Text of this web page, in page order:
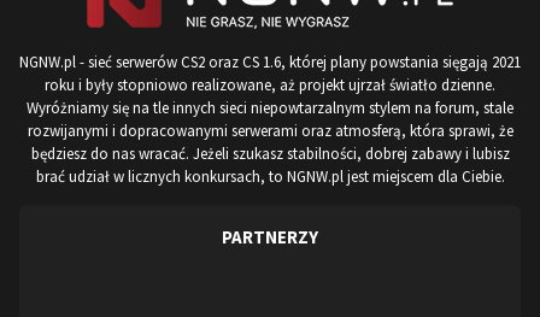
NGNW.pl - sieć serwerów CS2 oraz CS 1.6, której plany powstania sięgają 2021
roku i były stopniowo realizowane, aż projekt ujrzał światło dzienne.
Wyróżniamy się na tle innych sieci niepowtarzalnym stylem na forum, stale
rozwijanymi i dopracowanymi serwerami oraz atmosferą, która sprawi, że
będziesz do nas wracać. Jeżeli szukasz stabilności, dobrej zabawy i lubisz
brać udział w licznych konkursach, to NGNW.pl jest miejscem dla Ciebie.
PARTNERZY